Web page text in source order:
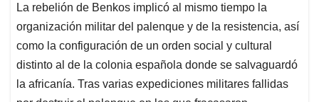
La rebelión de Benkos implicó al mismo tiempo la
organización militar del palenque y de la resistencia, así
como la configuración de un orden social y cultural
distinto al de la colonia española donde se salvaguardó
la africanía. Tras varias expediciones militares fallidas